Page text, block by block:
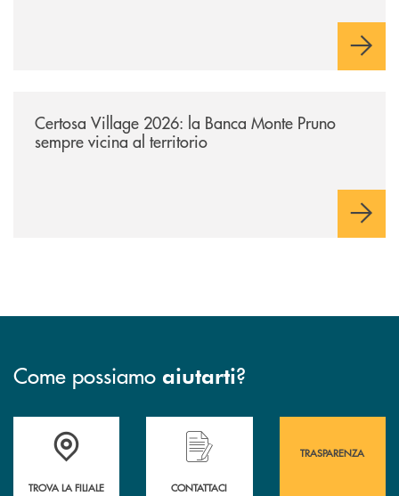
Certosa Village 2026: la Banca Monte Pruno
sempre vicina al territorio
Come possiamo aiutarti?
Accedi all' elenco completo&nbsp; delle&nbsp; filiali&nbsp; di Banca
TROVA LA FILIALE
Hai bisogno di assistenza immediata?
CONTATTACI
TRASPARENZA